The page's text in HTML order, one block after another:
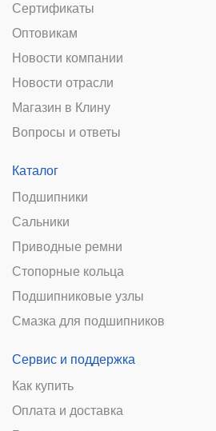
Сертификаты
Оптовикам
Новости компании
Новости отрасли
Магазин в Клину
Вопросы и ответы
Каталог
Подшипники
Сальники
Приводные ремни
Стопорные кольца
Подшипниковые узлы
Смазка для подшипников
Сервис и поддержка
Как купить
Оплата и доставка